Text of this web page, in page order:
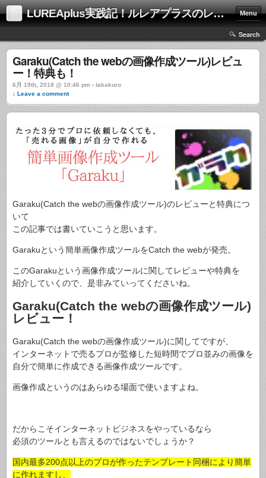
LUREAplus実践記！ルレアプラスのレビューサイト！ Menu
Search
Garaku(Catch the webの画像作成ツール)レビュ
ー！特典も！
6月 19th, 2018 @ 10:46 pm › takakuro
↓ Leave a comment
Garaku(Catch the webの画像作成ツール)のレビューと特典につ
いて
この記事では書いていこうと思います。
Garakuという簡単画像作成ツールをCatch the webが発売。
このGarakuという画像作成ツールに関してレビューや特典を
紹介していくので、是非みていってくださいね。
Garaku(Catch the webの画像作成ツール)
レビュー！
Garaku(Catch the webの画像作成ツール)に関してですが、
インターネットで売るプロが監修した短時間でプロ並みの画像を
自分で簡単に作成できる画像作成ツールです。
画像作成というのはあらゆる場面で使いますよね。
だからこそインターネットビジネスをやっているなら
必須のツールとも言えるのではないでしょうか？
国内最多200点以上のプロが作ったテンプレート同梱により簡単
に作れますし、